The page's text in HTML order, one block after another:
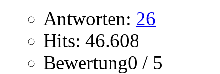
Antworten: 26
Hits: 46.608
Bewertung0 / 5